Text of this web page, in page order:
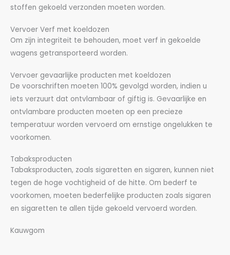
stoffen gekoeld verzonden moeten worden.
Vervoer Verf met koeldozen
Om zijn integriteit te behouden, moet verf in gekoelde
wagens getransporteerd worden.
Vervoer gevaarlijke producten met koeldozen
De voorschriften moeten 100% gevolgd worden, indien u
iets verzuurt dat ontvlambaar of giftig is. Gevaarlijke en
ontvlambare producten moeten op een precieze
temperatuur worden vervoerd om ernstige ongelukken te
voorkomen.
Tabaksproducten
Tabaksproducten, zoals sigaretten en sigaren, kunnen niet
tegen de hoge vochtigheid of de hitte. Om bederf te
voorkomen, moeten bederfelijke producten zoals sigaren
en sigaretten te allen tijde gekoeld vervoerd worden.
Kauwgom